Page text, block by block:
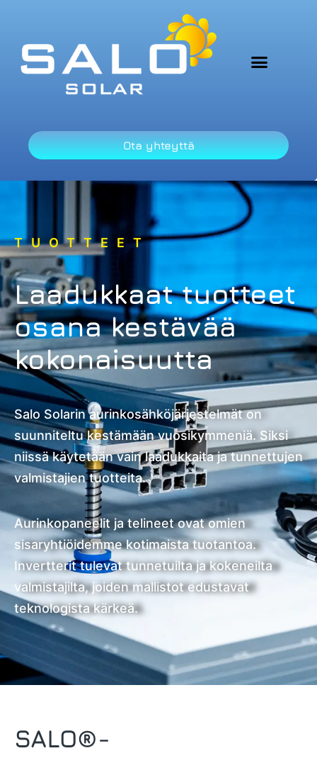
Ota yhteyttä
TUOTTEET
Laadukkaat tuotteet
osana kestävää
kokonaisuutta
Salo Solarin aurinkosähköjärjestelmät on
suunniteltu kestämään vuosikymmeniä. Siksi
niissä käytetään vain laadukkaita ja tunnettujen
valmistajien tuotteita.
Aurinkopaneelit ja telineet ovat omien
sisaryhtiöidemme kotimaista tuotantoa.
Invertterit tulevat tunnetuilta ja kokeneilta
valmistajilta, joiden mallistot edustavat
teknologista kärkeä.
SALO®-